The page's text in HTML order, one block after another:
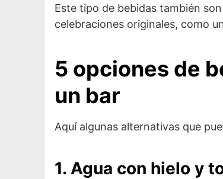
Este tipo de bebidas también
celebraciones originales, como
5 opciones de
un bar
Aquí algunas alternativas que
1. Agua con hielo y